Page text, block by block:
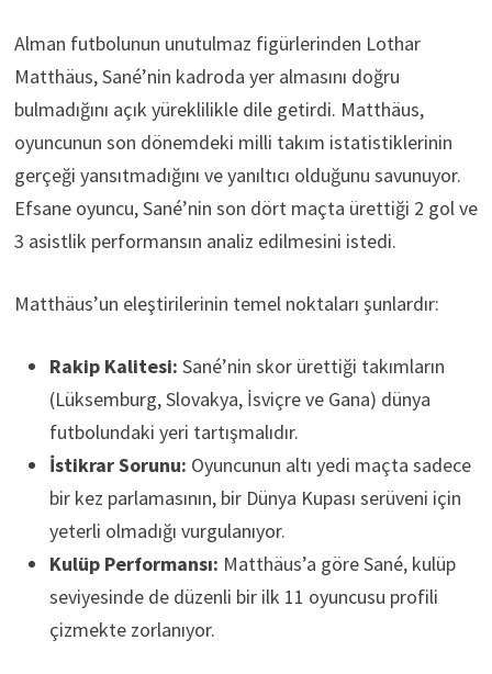
Alman futbolunun unutulmaz figürlerinden Lothar
Matthäus, Sané’nin kadroda yer almasını doğru
bulmadığını açık yüreklilikle dile getirdi. Matthäus,
oyuncunun son dönemdeki milli takım istatistiklerinin
gerçeği yansıtmadığını ve yanıltıcı olduğunu savunuyor.
Efsane oyuncu, Sané’nin son dört maçta ürettiği 2 gol ve
3 asistlik performansın analiz edilmesini istedi.
Matthäus’un eleştirilerinin temel noktaları şunlardır:
Rakip Kalitesi: Sané’nin skor ürettiği takımların
(Lüksemburg, Slovakya, İsviçre ve Gana) dünya
futbolundaki yeri tartışmalıdır.
İstikrar Sorunu: Oyuncunun altı yedi maçta sadece
bir kez parlamasının, bir Dünya Kupası serüveni için
yeterli olmadığı vurgulanıyor.
Kulüp Performansı: Matthäus’a göre Sané, kulüp
seviyesinde de düzenli bir ilk 11 oyuncusu profili
çizmekte zorlanıyor.